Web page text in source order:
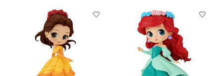
Items van productcarrousel